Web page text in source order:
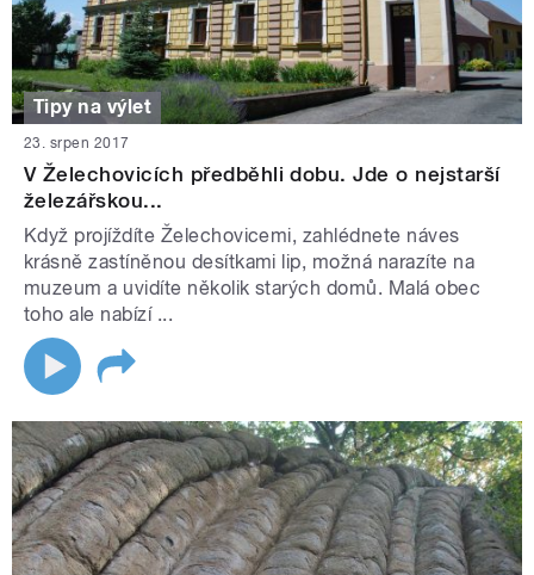
Tipy na výlet
23. srpen 2017
V Želechovicích předběhli dobu. Jde o nejstarší
železářskou...
Když projíždíte Želechovicemi, zahlédnete náves
krásně zastíněnou desítkami lip, možná narazíte na
muzeum a uvidíte několik starých domů. Malá obec
toho ale nabízí ...